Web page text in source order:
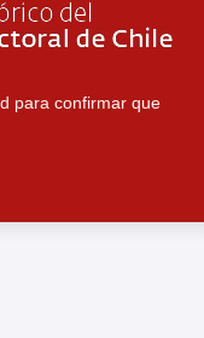
para confirmar que